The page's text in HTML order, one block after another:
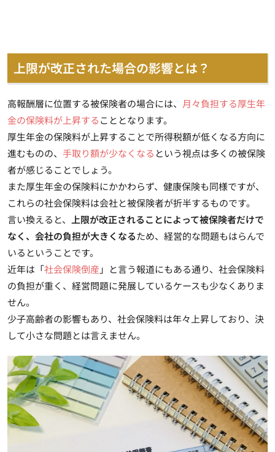
上限が改正された場合の影響とは？
高報酬層に位置する被保険者の場合には、 月々負担する厚生年
金の保険料が上昇することとなります。
厚生年金の保険料が上昇することで所得税額が低くなる方向に
進むものの、 手取り額が少なくなる という視点は多くの被保険
者が感じることでしょう。
また厚生年金の保険料にかかわらず、健康保険も同様ですが、
これらの社会保険料は会社と被保険者が折半するものです。
言い換えると、
上限が改正されることによって被保険者だけで
なく、会社の負担が大きくなるため、経営的な問題もはらんで
いるということです。
近年は「社会保険倒産」と言う報道にもある通り、社会保険料
の負担が重く、経営問題に発展しているケースも少なくありま
せん。
少子高齢者の影響もあり、社会保険料は年々上昇しており、決
して小さな問題とは言えません。